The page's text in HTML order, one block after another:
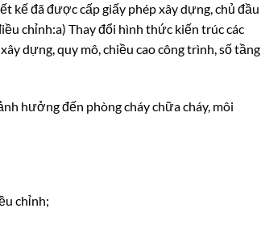
kế đã được cấp giấy phép xây dựng, chủ đầu
chỉnh:a) Thay đổi hình thức kiến trúc các
dựng, quy mô, chiều cao công trình, số tầng
hưởng đến phòng cháy chữa cháy, môi
chỉnh;